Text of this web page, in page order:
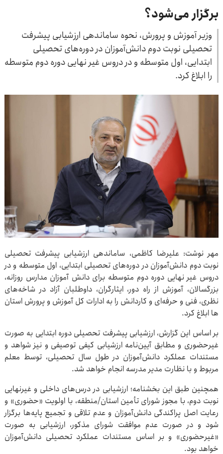
برگزار می‌شود؟
وزیر آموزش و پرورش، نحوه ساماندهی ارزشیابی پیشرفت
تحصیلی نوبت دوم دانش‌آموزان در دوره‌های تحصیلی
ابتدایی، اول متوسطه و در دروس غیر نهایی دوره دوم متوسطه
را ابلاغ کرد.
مهر نوشت: علیرضا کاظمی، ساماندهی ارزشیابی پیشرفت تحصیلی
نوبت دوم دانش‌آموزان در دوره‌های تحصیلی ابتدایی، اول متوسطه و در
دروس غیر نهایی دوره دوم متوسطه برای دانش آموزان مدارس روزانه،
بزرگسالان، آموزش از راه دور، ایثارگران، داوطلبان آزاد در شاخه‌های
نظری، فنی و حرفه‌ای و کاردانش را به ادارات کل آموزش و پرورش استان
ها ابلاغ کرد.
بر اساس این گزارش، ارزشیابی پیشرفت تحصیلی دوره ابتدایی به صورت
غیرحضوری و مطابق آیین‌نامه ارزشیابی کیفی توصیفی و نیز شواهد و
مستندات عملکرد دانش‌آموزان در طول سال تحصیلی، توسط معلم
مربوط و با نظارت مدیر مدرسه انجام خواهد شد.
همچنین طبق این بخشنامه؛ ارزشیابی در درس‌های داخلی و غیرنهایی
نوبت دوم، با مجوز شورای تأمین استان/منطقه، با اولویت «حضوری» و
رعایت اصل پراکندگی دانش‌آموزان و عدم تلاقی و تجمیع پایه‌ها برگزار
شود و در صورت عدم موافقت شورای مذکور، ارزشیابی به صورت
«غیرحضوری» و بر اساس مستندات عملکرد تحصیلی دانش‌آموزان
خواهد بود.